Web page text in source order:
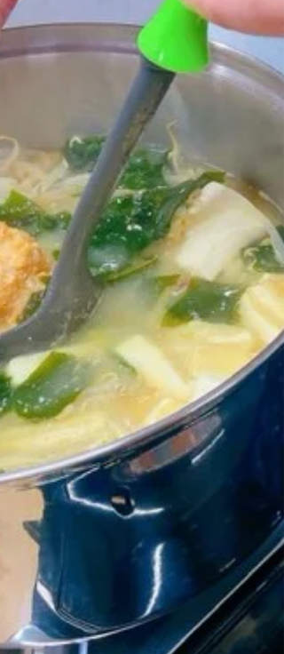
作られ、運動で身体を整え、睡眠で身体を回
させます！ サンクの体験では、 もちろんこの
名物ランチも堪能していただきま～す😆
** サンク藤井寺では、 体力アップのプログラ
やアンガーマネジメント ビジネスマナー、社
人ルール など 就職に向けての様々な訓練プロ
グ